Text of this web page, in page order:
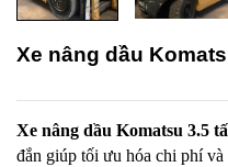
Xe nâng dầu
Xe nâng dầu Komatsu 3.5
đắn giúp tối ưu hóa chi phí